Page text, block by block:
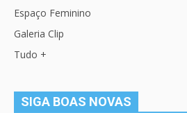
Espaço Feminino
Galeria Clip
Tudo +
SIGA BOAS NOVAS